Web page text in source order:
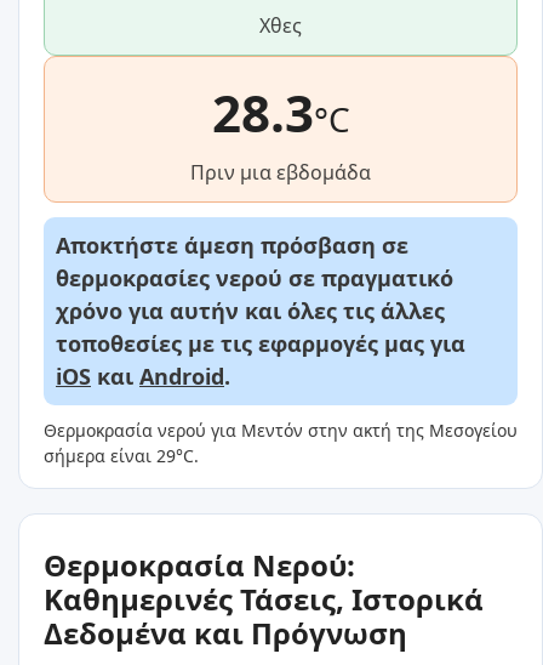
Χθες
28.3°C
Πριν μια εβδομάδα
Αποκτήστε άμεση πρόσβαση σε
θερμοκρασίες νερού σε πραγματικό
χρόνο για αυτήν και όλες τις άλλες
τοποθεσίες με τις εφαρμογές μας για
iOS και Android.
Θερμοκρασία νερού για Μεντόν στην ακτή της Μεσογείου
σήμερα είναι 29°C.
Θερμοκρασία Νερού:
Καθημερινές Τάσεις, Ιστορικά
Δεδομένα και Πρόγνωση